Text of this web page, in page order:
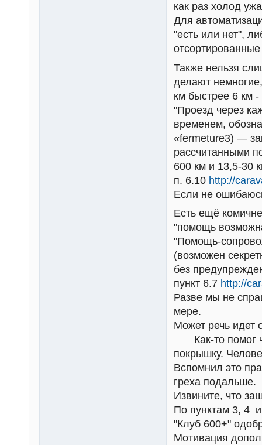
как раз холод
Для
"есть или нет",
Также нельзя
делают
км быстрее 6 км
"Проезд через
временем,
«fermeture3) —
рассчитанными
600 км и 13,5-30
п. 6.10 http://
Если не
Есть ещё
"помощь
"Помощь-
(возможен
без
пункт 6.7 http://
Разве мы не
мере.
Может речь идет
Как-то помог
покрышку.
Вспомнил это
греха подальше.
Извините, что
По пунктам 3, 4
"Клуб 600+"
Мотивация